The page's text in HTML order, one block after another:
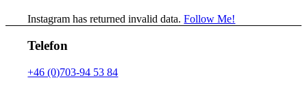
Instagram has returned invalid data.Follow Me!
Telefon
+46 (0)703-94 53 84